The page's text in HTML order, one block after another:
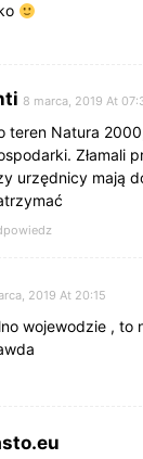
8 marca, 2019 At
teren Natura
Złamali
urzędnicy mają
2019 At 20:15
wojewodzie , to